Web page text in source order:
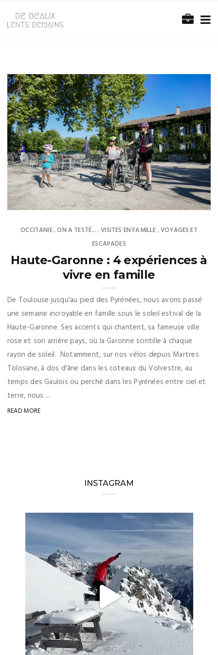
OCCITANIE,ON A TESTÉ... ,VISITES EN FAMILLE ,VOYAGES ET
ESCAPADES
Haute-Garonne : 4 expériences à
vivre en famille
De Toulouse jusqu'au pied des Pyrénées, nous avons passé
une semaine incroyable en famille sous le soleil estival de la
Haute-Garonne. Ses accents qui chantent, sa fameuse ville
rose et son arrière pays, où la Garonne scintille à chaque
rayon de soleil. Notamment, sur nos vélos depuis Martres
Tolosane, à dos d'âne dans les coteaux du Volvestre, au
temps des Gaulois ou perché dans les Pyrénées entre ciel et
terre, nous ...
READ MORE
INSTAGRAM